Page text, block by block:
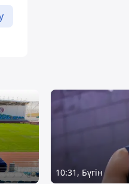
10:31, Бүгін